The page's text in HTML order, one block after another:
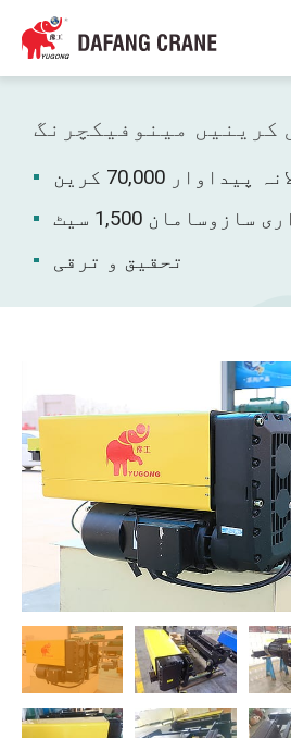
کرینیں مینوفیکچرنگ
پیداوار 70,000 کرین
سازوسامان 1,500 سیٹ
تحقیق و ترقی
हिन्दी
Bahasa Indonesia
Bahasa Melayu
简体中文
বাংলা
فارسی
Pilipino
Kiswahili
Dansk
Norsk
O‘zbekcha